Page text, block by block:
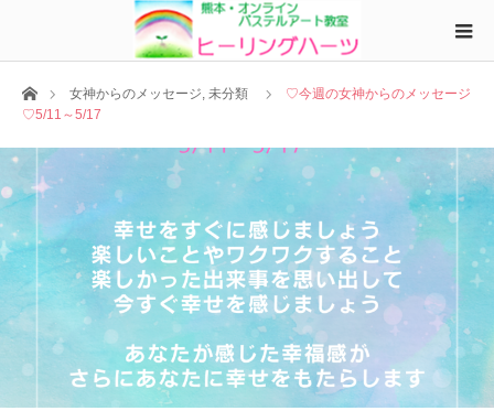
ホーム女神からのメッセージ, 未分類
♡今週の女神からのメッセージ
♡5/11～5/17